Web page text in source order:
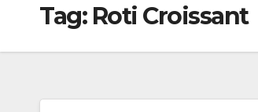
Tag: Roti Croissant